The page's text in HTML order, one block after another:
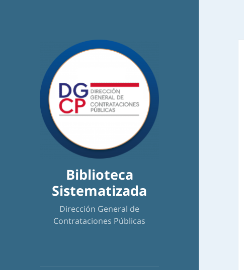
Biblioteca
Sistematizada
Dirección General de
Contrataciones Públicas